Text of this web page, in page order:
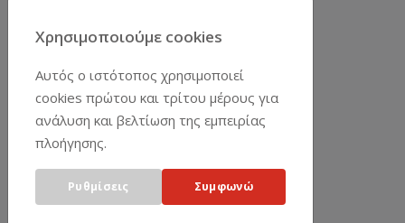
Χρησιμοποιούμε cookies
Αυτός ο ιστότοπος χρησιμοποιεί
cookies πρώτου και τρίτου μέρους για
ανάλυση και βελτίωση της εμπειρίας
πλοήγησης.
Ρυθμίσεις Συμφωνώ